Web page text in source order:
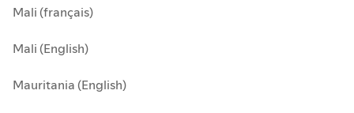
Mali (français)
Mali (English)
Mauritania (English)